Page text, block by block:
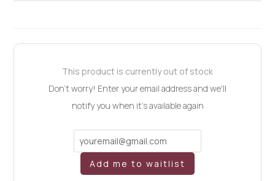
This product is currently out of stock
Don't worry! Enter your email address and we'll
notify you when it's available again
Add me to waitlist